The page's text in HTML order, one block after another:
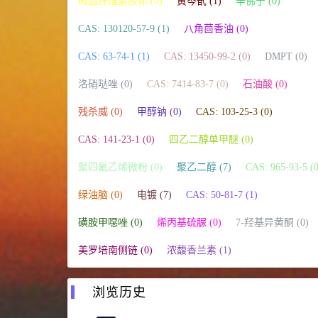
CAS: 130120-57-9 (1) 八角茴香油 (0)
CAS: 63-74-1 (1) CAS: 13450-99-2 (0) DMPT (0)
洛硝哒唑 (0) CAS: 7414-83-7 (0) 石油酸 (0)
残杀威 (0) 甲醇钠 (0) CAS: 103-25-3 (0)
CAS: 141-23-1 (0) 四乙二醇单甲醚 (0)
聚四氟乙烯微粉 (0) 聚乙二醇 (7) CAS: 965-93-5
绿油脑 (0) 电镀 (7) CAS: 50-81-7 (1)
磺胺甲噁唑 (0) 烯丙基硫脲 (0) 7-羟基异黄酮 (0)
美罗培南侧链 (0) 浓馥香兰素 (1)
浏览历史